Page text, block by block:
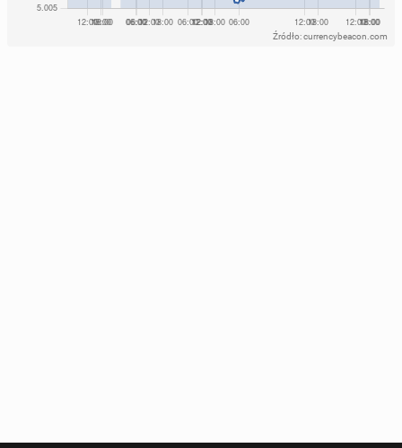
Źródło: currencybeacon.com